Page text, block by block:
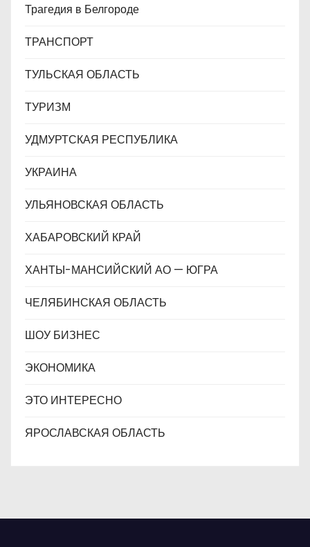
Трагедия в Белгороде
ТРАНСПОРТ
ТУЛЬСКАЯ ОБЛАСТЬ
ТУРИЗМ
УДМУРТСКАЯ РЕСПУБЛИКА
УКРАИНА
УЛЬЯНОВСКАЯ ОБЛАСТЬ
ХАБАРОВСКИЙ КРАЙ
ХАНТЫ-МАНСИЙСКИЙ АО — ЮГРА
ЧЕЛЯБИНСКАЯ ОБЛАСТЬ
ШОУ БИЗНЕС
ЭКОНОМИКА
ЭТО ИНТЕРЕСНО
ЯРОСЛАВСКАЯ ОБЛАСТЬ